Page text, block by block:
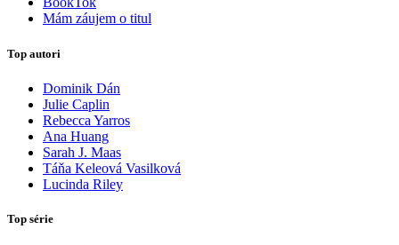
Mám záujem o titul
Top autori
Dominik Dán
Julie Caplin
Rebecca Yarros
Ana Huang
Sarah J. Maas
Táňa Keleová Vasilková
Lucinda Riley
Top série